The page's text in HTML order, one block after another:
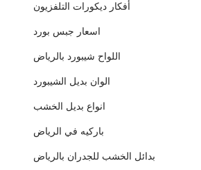
أفكار ديكورات التلفزيون
اسعار جبس بورد
اللواح شيبورد بالرياض
الوان بديل الشيبورد
انواع بديل الخشب
باركيه في الرياض
بدائل الخشب للجدران بالرياض